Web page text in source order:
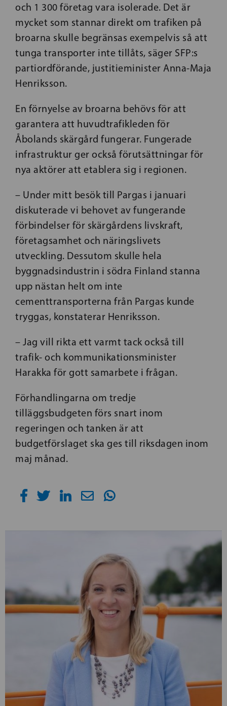
och 1 300 företag vara isolerade. Det är
mycket som stannar direkt om trafiken på
broarna skulle begränsas exempelvis så att
tunga transporter inte tillåts, säger SFP:s
partiordförande, justitieminister Anna-Maja
Henriksson.
En förnyelse av broarna behövs för att
garantera att huvudtrafikleden för
Åbolands skärgård fungerar. Fungerade
infrastruktur ger också förutsättningar för
nya aktörer att etablera sig i regionen.
– Under mitt besök till Pargas i januari
diskuterade vi behovet av fungerande
förbindelser för skärgårdens livskraft,
företagsamhet och näringslivets
utveckling. Dessutom skulle hela
byggnadsindustrin i södra Finland stanna
upp nästan helt om inte
cementtransporterna från Pargas kunde
tryggas, konstaterar Henriksson.
– Jag vill rikta ett varmt tack också till
trafik- och kommunikationsminister
Harakka för gott samarbete i frågan.
Förhandlingarna om tredje
tilläggsbudgeten förs snart inom
regeringen och tanken är att
budgetförslaget ska ges till riksdagen inom
maj månad.